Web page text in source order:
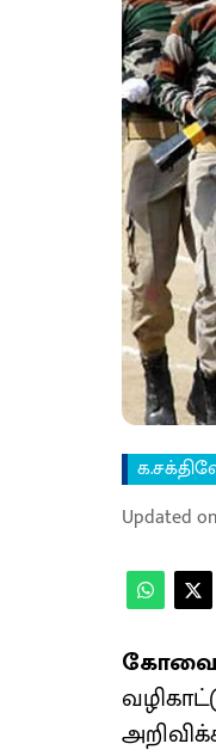
Updated on